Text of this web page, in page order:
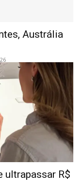
Austrália
ultrapassar R$